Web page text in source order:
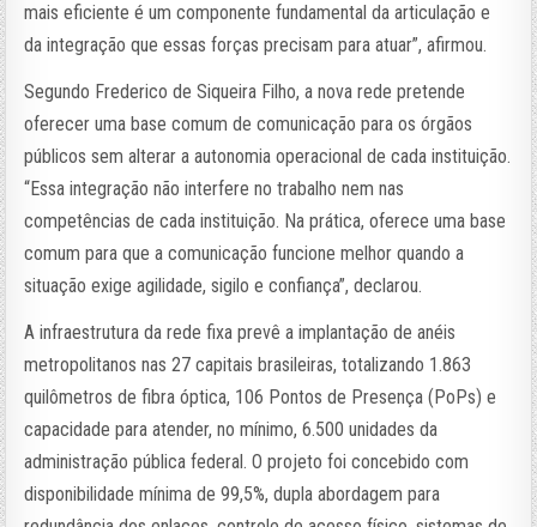
mais eficiente é um componente fundamental da articulação e
da integração que essas forças precisam para atuar”, afirmou.
Segundo Frederico de Siqueira Filho, a nova rede pretende
oferecer uma base comum de comunicação para os órgãos
públicos sem alterar a autonomia operacional de cada instituição.
“Essa integração não interfere no trabalho nem nas
competências de cada instituição. Na prática, oferece uma base
comum para que a comunicação funcione melhor quando a
situação exige agilidade, sigilo e confiança”, declarou.
A infraestrutura da rede fixa prevê a implantação de anéis
metropolitanos nas 27 capitais brasileiras, totalizando 1.863
quilômetros de fibra óptica, 106 Pontos de Presença (PoPs) e
capacidade para atender, no mínimo, 6.500 unidades da
administração pública federal. O projeto foi concebido com
disponibilidade mínima de 99,5%, dupla abordagem para